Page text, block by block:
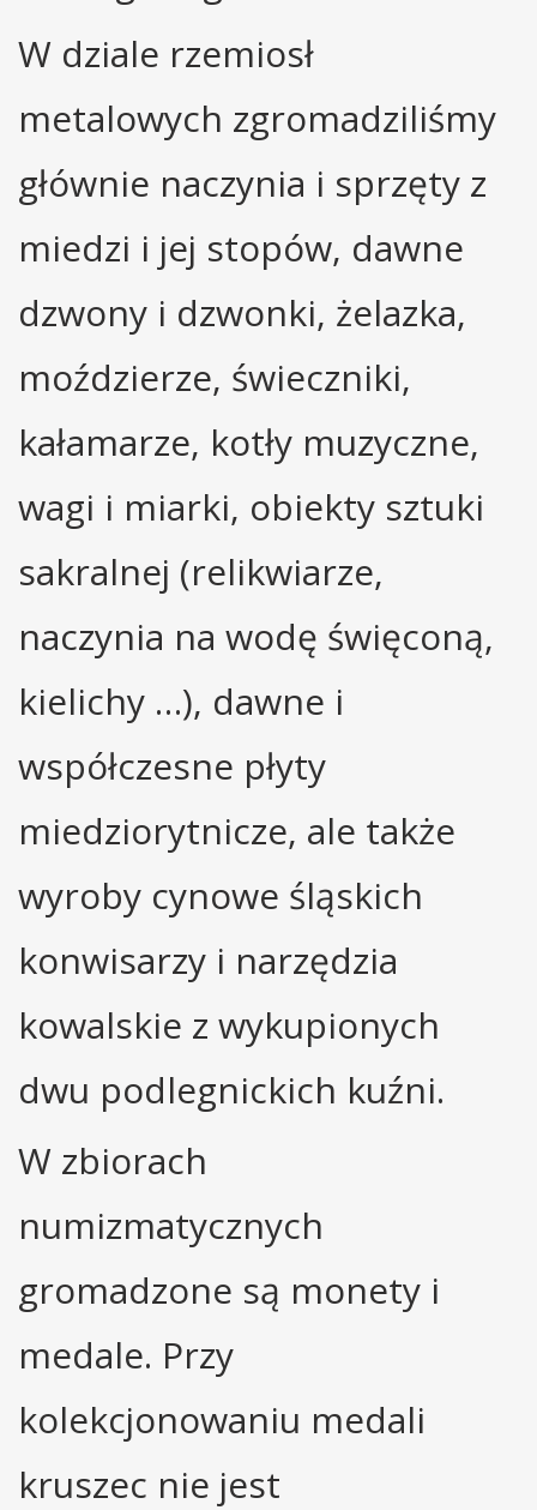
W dziale rzemiosł
metalowych zgromadziliśmy
głównie naczynia i sprzęty z
miedzi i jej stopów, dawne
dzwony i dzwonki, żelazka,
moździerze, świeczniki,
kałamarze, kotły muzyczne,
wagi i miarki, obiekty sztuki
sakralnej (relikwiarze,
naczynia na wodę święconą,
kielichy …), dawne i
współczesne płyty
miedziorytnicze, ale także
wyroby cynowe śląskich
konwisarzy i narzędzia
kowalskie z wykupionych
dwu podlegnickich kuźni.
W zbiorach
numizmatycznych
gromadzone są monety i
medale. Przy
kolekcjonowaniu medali
kruszec nie jest